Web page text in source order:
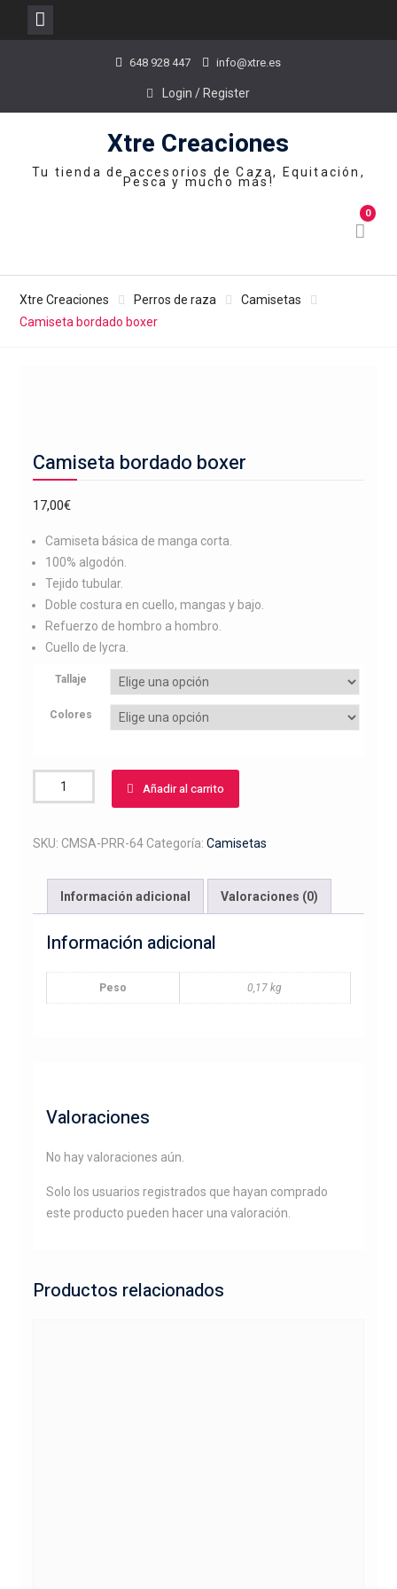
648 928 447 info@xtre.es
Login / Register
Xtre Creaciones
Tu tienda de accesorios de Caza, Equitación,
Pesca y mucho más!
0
Xtre Creaciones Perros de raza
Camisetas
Camiseta bordado boxer
Camiseta bordado boxer
17,00€
Camiseta básica de manga corta.
100% algodón.
Tejido tubular.
Doble costura en cuello, mangas y bajo.
Refuerzo de hombro a hombro.
Cuello de lycra.
Tallaje
Colores
Camiseta
bordado
cantidad
Añadir al carrito
SKU: CMSA-PRR-64 Categoría: Camisetas
Información adicional Valoraciones (0)
Información adicional
Peso 0,17 kg
Valoraciones
No hay valoraciones aún.
Solo los usuarios registrados que hayan comprado
este producto pueden hacer una valoración.
Productos relacionados